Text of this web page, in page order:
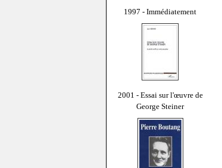
1997 - Immédiatement
2001 - Essai sur l'œuvre de
George Steiner